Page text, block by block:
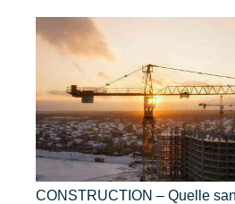
CONSTRUCTION – Quelle